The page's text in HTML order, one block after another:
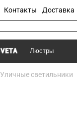
Контакты Доставка
Люстры
Уличные светильники